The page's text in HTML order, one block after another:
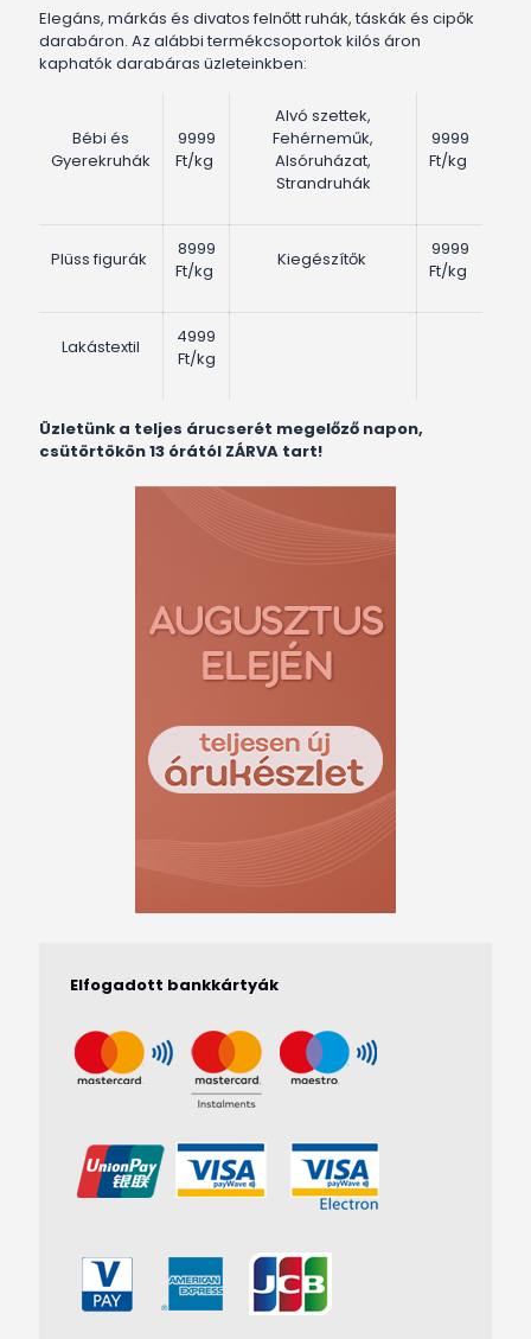
Elegáns, márkás és divatos felnőtt ruhák, táskák és cipők
darabáron. Az alábbi termékcsoportok kilós áron
kaphatók darabáras üzleteinkben:
Bébi és
Gyerekruhák
9999
Ft/kg
Alvó szettek,
Fehérneműk,
Alsóruházat,
Strandruhák
9999
Ft/kg
Plüss figurák
8999
Ft/kg
Kiegészítők
9999
Ft/kg
Lakástextil
4999
Ft/kg
Üzletünk a teljes árucserét megelőző napon,
csütörtökön 13 órától ZÁRVA tart!
Elfogadott bankkártyák